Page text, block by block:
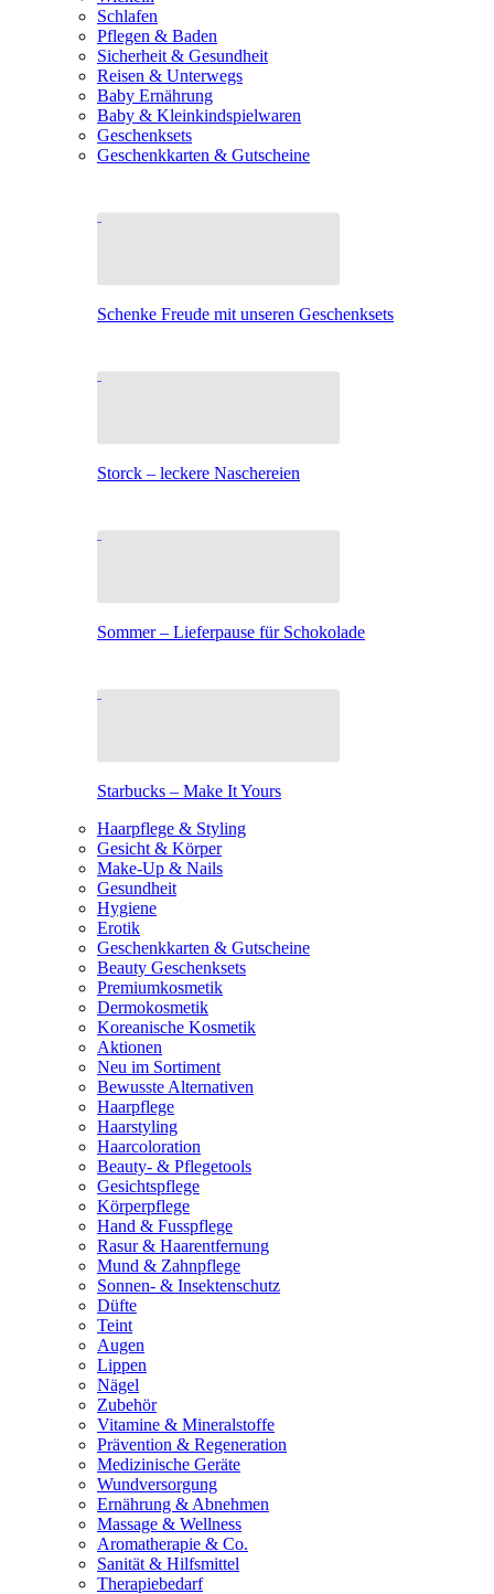
Schlafen
Pflegen & Baden
Sicherheit & Gesundheit
Reisen & Unterwegs
Baby Ernährung
Baby & Kleinkindspielwaren
Geschenksets
Geschenkkarten & Gutscheine
Schenke Freude mit unseren Geschenksets
Storck – leckere Naschereien
Sommer – Lieferpause für Schokolade
Starbucks – Make It Yours
Haarpflege & Styling
Gesicht & Körper
Make-Up & Nails
Gesundheit
Hygiene
Erotik
Geschenkkarten & Gutscheine
Beauty Geschenksets
Premiumkosmetik
Dermokosmetik
Koreanische Kosmetik
Aktionen
Neu im Sortiment
Bewusste Alternativen
Haarpflege
Haarstyling
Haarcoloration
Beauty- & Pflegetools
Gesichtspflege
Körperpflege
Hand & Fusspflege
Rasur & Haarentfernung
Mund & Zahnpflege
Sonnen- & Insektenschutz
Düfte
Teint
Augen
Lippen
Nägel
Zubehör
Vitamine & Mineralstoffe
Prävention & Regeneration
Medizinische Geräte
Wundversorgung
Ernährung & Abnehmen
Massage & Wellness
Aromatherapie & Co.
Sanität & Hilfsmittel
Therapiebedarf